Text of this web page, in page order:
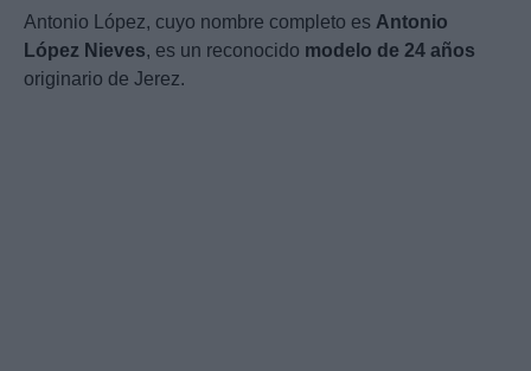
Antonio López, cuyo nombre completo es Antonio
López Nieves, es un reconocido modelo de 24 años
originario de Jerez.